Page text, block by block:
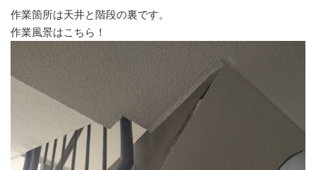
作業箇所は天井と階段の裏です。
作業風景はこちら！